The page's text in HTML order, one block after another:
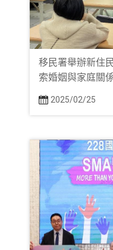
移民署舉辦新住
索婚姻與家庭關
2025/02/25